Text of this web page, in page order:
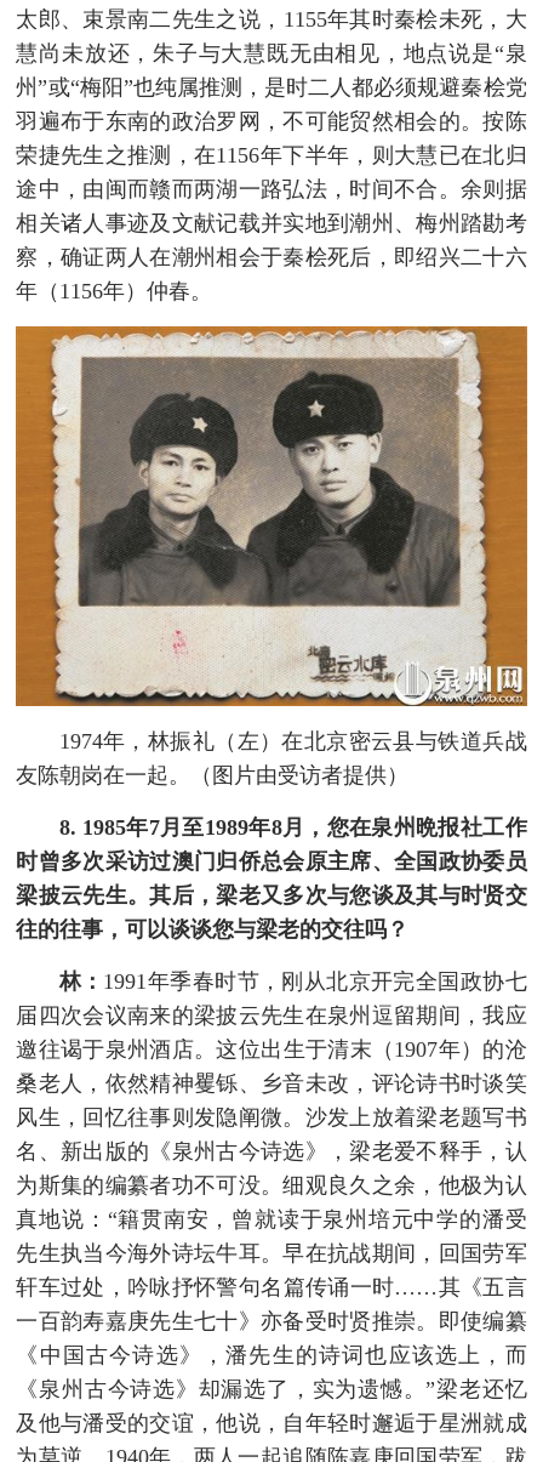
太郎、束景南二先生之说，1155年其时秦桧未死，大
慧尚未放还，朱子与大慧既无由相见，地点说是“泉
州”或“梅阳”也纯属推测，是时二人都必须规避秦桧党
羽遍布于东南的政治罗网，不可能贸然相会的。按陈
荣捷先生之推测，在1156年下半年，则大慧已在北归
途中，由闽而赣而两湖一路弘法，时间不合。余则据
相关诸人事迹及文献记载并实地到潮州、梅州踏勘考
察，确证两人在潮州相会于秦桧死后，即绍兴二十六
年（1156年）仲春。
1974年，林振礼（左）在北京密云县与铁道兵战
友陈朝岗在一起。（图片由受访者提供）
8. 1985年7月至1989年8月，您在泉州晩报社工作
时曾多次采访过澳门归侨总会原主席、全国政协委员
梁披云先生。其后，梁老又多次与您谈及其与时贤交
往的往事，可以谈谈您与梁老的交往吗？
林： 1991年季春时节，刚从北京开完全国政协七
届四次会议南来的梁披云先生在泉州逗留期间，我应
邀往谒于泉州酒店。这位出生于清末（1907年）的沧
桑老人，依然精神矍铄、乡音未改，评论诗书时谈笑
风生，回忆往事则发隐阐微。沙发上放着梁老题写书
名、新出版的《泉州古今诗选》，梁老爱不释手，认
为斯集的编纂者功不可没。细观良久之余，他极为认
真地说：“籍贯南安，曾就读于泉州培元中学的潘受
先生执当今海外诗坛牛耳。早在抗战期间，回国劳军
轩车过处，吟咏抒怀警句名篇传诵一时……其《五言
一百韵寿嘉庚先生七十》亦备受时贤推崇。即使编纂
《中国古今诗选》，潘先生的诗词也应该选上，而
《泉州古今诗选》却漏选了，实为遗憾。”梁老还忆
及他与潘受的交谊，他说，自年轻时邂逅于星洲就成